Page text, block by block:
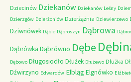
Dziecinów Dziekanów Dziekanów Leśny
Dzierzgów Dzierżoniów Dzierżążnia Dziewierzewo
Dziwnówek Dąbie Dąbroszyn Dąbrowa
Dąbrówka Dąbrówno Dębe
Dębowo Długosiodło Dłużek Dłużewo Dłużka
Dźwirzyno Edwardów Elbląg Elgnówko